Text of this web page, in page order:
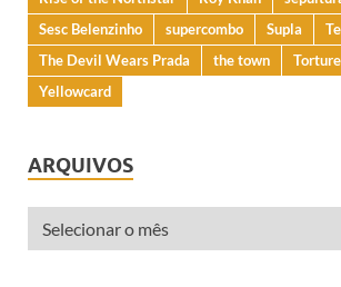
Sesc Belenzinho
supercombo Supla
The Devil Wears Prada
the town
Yellowcard
ARQUIVOS